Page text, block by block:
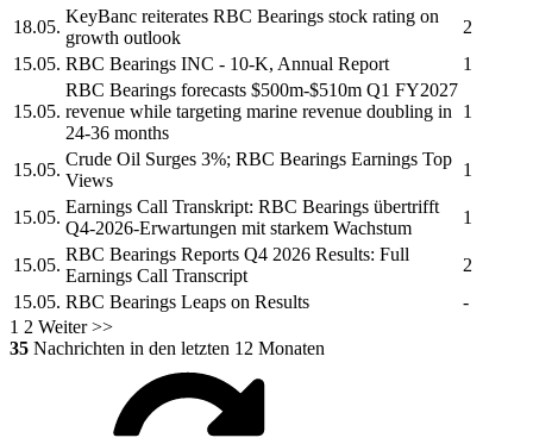
18.05.
KeyBanc reiterates RBC Bearings stock rating on
growth outlook
2
15.05. RBC Bearings INC - 10-K, Annual Report 1
15.05.
RBC Bearings forecasts $500m-$510m Q1 FY2027
revenue while targeting marine revenue doubling in
24-36 months
1
15.05.
Crude Oil Surges 3%; RBC Bearings Earnings Top
Views
1
15.05.
Earnings Call Transkript: RBC Bearings übertrifft
Q4-2026-Erwartungen mit starkem Wachstum
1
15.05.
RBC Bearings Reports Q4 2026 Results: Full
Earnings Call Transcript
2
15.05. RBC Bearings Leaps on Results
-
1 2 Weiter >>
35 Nachrichten in den letzten 12 Monaten